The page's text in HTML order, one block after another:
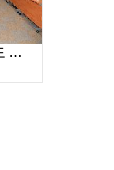
김천지역 「경상북도 청렴도민감사관」초청 간담회(2019.09.04)